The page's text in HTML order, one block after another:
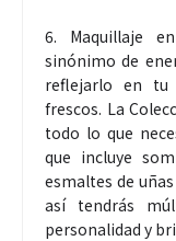
6. Maquillaje
sinónimo de
reflejarlo en tu
frescos. La
todo lo que
que incluye
esmaltes de
así tendrás
personalidad y